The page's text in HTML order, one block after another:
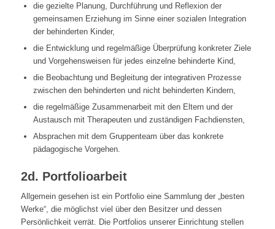
die gezielte Planung, Durchführung und Reflexion der
gemeinsamen Erziehung im Sinne einer sozialen Integration
der behinderten Kinder,
die Entwicklung und regelmäßige Überprüfung konkreter Ziele
und Vorgehensweisen für jedes einzelne behinderte Kind,
die Beobachtung und Begleitung der integrativen Prozesse
zwischen den behinderten und nicht behinderten Kindern,
die regelmäßige Zusammenarbeit mit den Eltern und der
Austausch mit Therapeuten und zuständigen Fachdiensten,
Absprachen mit dem Gruppenteam über das konkrete
pädagogische Vorgehen.
2d. Portfolioarbeit
Allgemein gesehen ist ein Portfolio eine Sammlung der „besten
Werke“, die möglichst viel über den Besitzer und dessen
Persönlichkeit verrät. Die Portfolios unserer Einrichtung stellen